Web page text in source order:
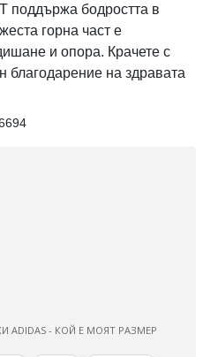
поддържа бодростта в
горна част е
и опора. Крачете с
благодарение на здравата
ADIDAS - КОЙ Е МОЯТ РАЗМЕР